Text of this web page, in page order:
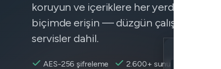
koruyun ve içeriklere her yerden
biçimde erişin — düzgün çalışmayan
servisler dahil.
AES-256 şifreleme
2.600+ sunucu